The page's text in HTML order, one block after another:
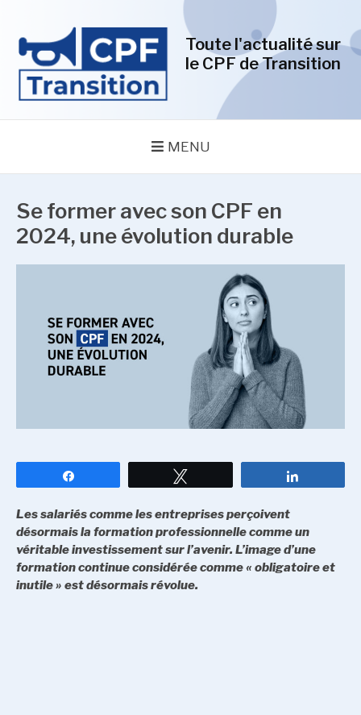
contenu
Toute l'actualité sur
le CPF de Transition
MENU
Se former avec son CPF en
2024, une évolution durable
Les salariés comme les entreprises perçoivent
désormais la formation professionnelle comme un
véritable investissement sur l’avenir. L’image d’une
formation continue considérée comme « obligatoire et
inutile » est désormais révolue.